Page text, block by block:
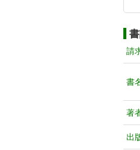
請
書
著
出